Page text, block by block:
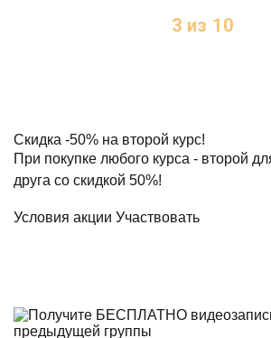
3 из 10
Скидка -50% на второй курс!
При покупке любого курса - второй
друга со скидкой 50%!
Условия акции Участвовать